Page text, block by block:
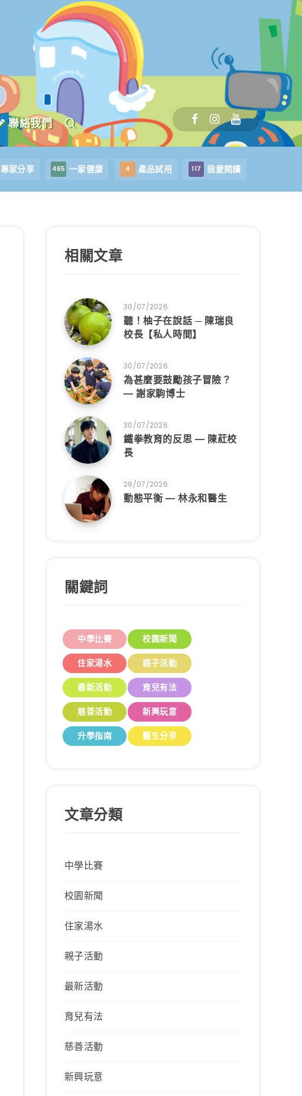
聯絡我們
專家分享 465 一家健康 4 產品試用 117 我愛閱讀
相關文章
30/07/2026
聽！柚子在說話 ─ 陳瑞良
校長【私人時間】
30/07/2026
為甚麼要鼓勵孩子冒險？
— 謝家駒博士
30/07/2026
鐵拳教育的反思 — 陳葒校
長
29/07/2026
動態平衡 — 林永和醫生
關鍵詞
中學比賽 校園新聞
住家湯水 親子活動
最新活動 育兒有法
慈善活動 新興玩意
升學指南 醫生分享
文章分類
中學比賽
校園新聞
住家湯水
親子活動
最新活動
育兒有法
慈善活動
新興玩意